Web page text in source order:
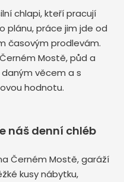
chlapi, kteří pracují
plánu, práce jim jde od
časovým prodlevám.
Mostě, půd a
věcem a s
hodnotu.
náš denní chléb
Černém Mostě, garáží
kusy nábytku,